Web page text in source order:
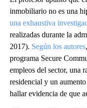
inmobiliario no es una
una exhaustiva
realizadas durante la
2017). Según los autores
programa Secure
empleos del sector, una
residencial y un
hallar evidencia de que